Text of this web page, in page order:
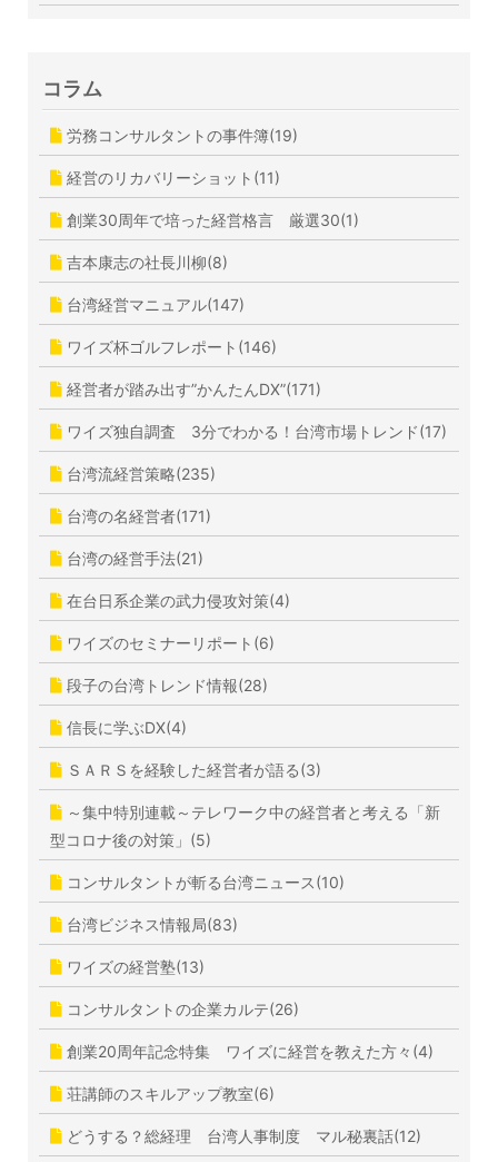
コラム
労務コンサルタントの事件簿(19)
経営のリカバリーショット(11)
創業30周年で培った経営格言 厳選30(1)
吉本康志の社長川柳(8)
台湾経営マニュアル(147)
ワイズ杯ゴルフレポート(146)
経営者が踏み出す”かんたんDX”(171)
ワイズ独自調査 3分でわかる！台湾市場トレンド(17)
台湾流経営策略(235)
台湾の名経営者(171)
台湾の経営手法(21)
在台日系企業の武力侵攻対策(4)
ワイズのセミナーリポート(6)
段子の台湾トレンド情報(28)
信長に学ぶDX(4)
ＳＡＲＳを経験した経営者が語る(3)
～集中特別連載～テレワーク中の経営者と考える「新
型コロナ後の対策」(5)
コンサルタントが斬る台湾ニュース(10)
台湾ビジネス情報局(83)
ワイズの経営塾(13)
コンサルタントの企業カルテ(26)
創業20周年記念特集 ワイズに経営を教えた方々(4)
荘講師のスキルアップ教室(6)
どうする？総経理 台湾人事制度 マル秘裏話(12)